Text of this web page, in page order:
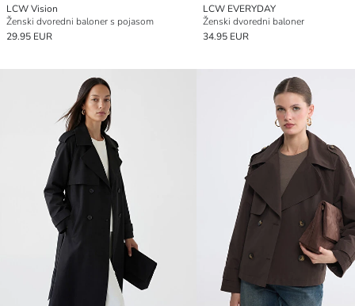
LCW Vision
Ženski dvoredni baloner s pojasom
29.95 EUR
LCW EVERYDAY
Ženski dvoredni baloner
34.95 EUR